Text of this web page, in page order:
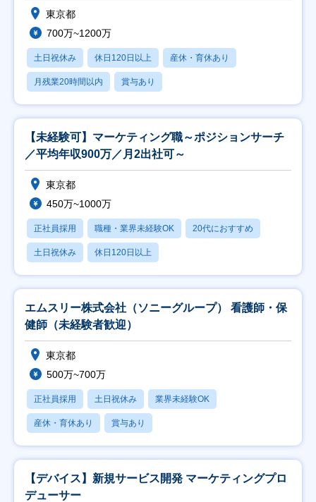
東京都
700万~1200万
土日祝休み 休日120日以上 産休・育休あり
月残業20時間以内 賞与あり
【未経験可】マーケティング職～ポジションサーチ
／平均年収900万／月2出社可～
東京都
450万~1000万
正社員採用 職種・業界未経験OK 20代におすすめ
土日祝休み 休日120日以上
エムスリー株式会社（ソニーグループ） 看護師・保
健師（未経験者歓迎）
東京都
500万~700万
正社員採用 土日祝休み 業界未経験OK
産休・育休あり 賞与あり
【デバイス】新規サービス開発 マーケティングプロ
デューサー